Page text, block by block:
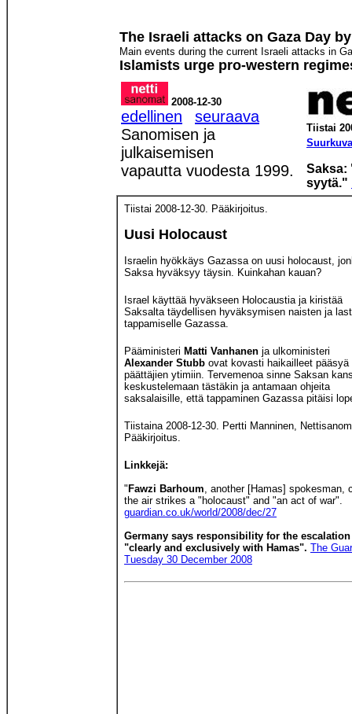
The Israeli attacks on Gaza Day
Main events during the current Israeli attacks in
Islamists urge pro-western
2008-12-30
edellinen
seuraava
Sanomisen ja
julkaisemisen
vapautta vuodesta 1999.
Tiistai
Saksa:
syytä."
Tiistai 2008-12-30. Pääkirjoitus.
Uusi Holocaust
Israelin hyökkäys Gazassa on uusi holocaust,
Saksa hyväksyy täysin. Kuinkahan kauan?
Israel käyttää hyväkseen Holocaustia ja kiristää
Saksalta täydellisen hyväksymisen naisten ja
tappamiselle Gazassa.
Pääministeri Matti Vanhanen ja ulkoministeri
Alexander Stubb ovat kovasti haikailleet pääsyä
päättäjien ytimiin. Tervemenoa sinne Saksan
keskustelemaan tästäkin ja antamaan ohjeita
saksalaisille, että tappaminen Gazassa pitäisi
Tiistaina 2008-12-30. Pertti Manninen,
Pääkirjoitus.
Linkkejä:
"Fawzi Barhoum , another [Hamas] spokesman,
the air strikes a "holocaust" and "an act of war".
guardian.co.uk/world/2008/dec/27
Germany says responsibility for the
"clearly and exclusively with Hamas". The
Tuesday 30 December 2008